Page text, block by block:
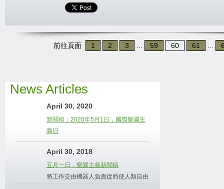
前往頁面 1 2 3 59 60 61
News Articles
April 30, 2020
新聞稿：2020年5月1日，國際樂園主
義日
April 30, 2018
五月一日，樂園主義新聞稿
將工作交由機器人負責從而使人類自由